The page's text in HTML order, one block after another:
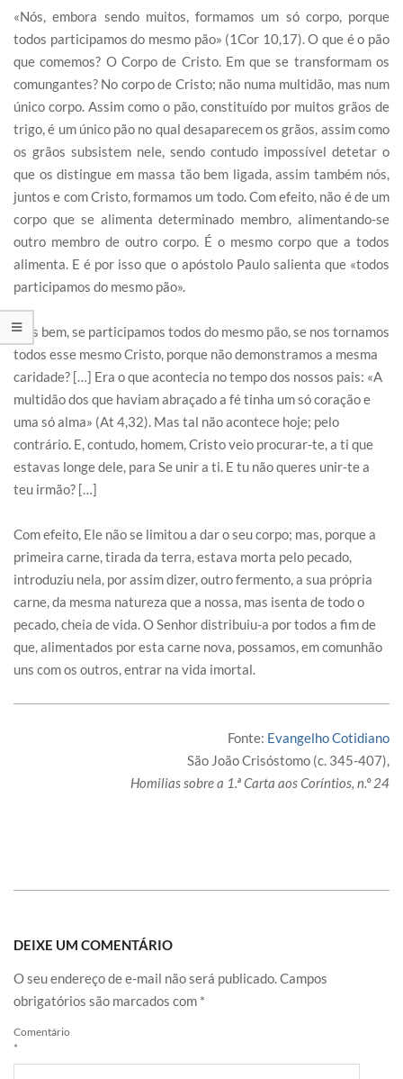
«Nós, embora sendo muitos, formamos um só corpo, porque
todos participamos do mesmo pão» (1Cor 10,17). O que é o pão
que comemos? O Corpo de Cristo. Em que se transformam os
comungantes? No corpo de Cristo; não numa multidão, mas num
único corpo. Assim como o pão, constituído por muitos grãos de
trigo, é um único pão no qual desaparecem os grãos, assim como
os grãos subsistem nele, sendo contudo impossível detetar o
que os distingue em massa tão bem ligada, assim também nós,
juntos e com Cristo, formamos um todo. Com efeito, não é de um
corpo que se alimenta determinado membro, alimentando-se
outro membro de outro corpo. É o mesmo corpo que a todos
alimenta. E é por isso que o apóstolo Paulo salienta que «todos
participamos do mesmo pão».
Pois bem, se participamos todos do mesmo pão, se nos tornamos
todos esse mesmo Cristo, porque não demonstramos a mesma
caridade? […] Era o que acontecia no tempo dos nossos pais: «A
multidão dos que haviam abraçado a fé tinha um só coração e
uma só alma» (At 4,32). Mas tal não acontece hoje; pelo
contrário. E, contudo, homem, Cristo veio procurar-te, a ti que
estavas longe dele, para Se unir a ti. E tu não queres unir-te a
teu irmão? […]
Com efeito, Ele não se limitou a dar o seu corpo; mas, porque a
primeira carne, tirada da terra, estava morta pelo pecado,
introduziu nela, por assim dizer, outro fermento, a sua própria
carne, da mesma natureza que a nossa, mas isenta de todo o
pecado, cheia de vida. O Senhor distribuiu-a por todos a fim de
que, alimentados por esta carne nova, possamos, em comunhão
uns com os outros, entrar na vida imortal.
Fonte: Evangelho Cotidiano
São João Crisóstomo (c. 345-407),
Homilias sobre a 1.ª Carta aos Coríntios, n.º 24
DEIXE UM COMENTÁRIO
O seu endereço de e-mail não será publicado.Campos
obrigatórios são marcados com *
Comentário
*